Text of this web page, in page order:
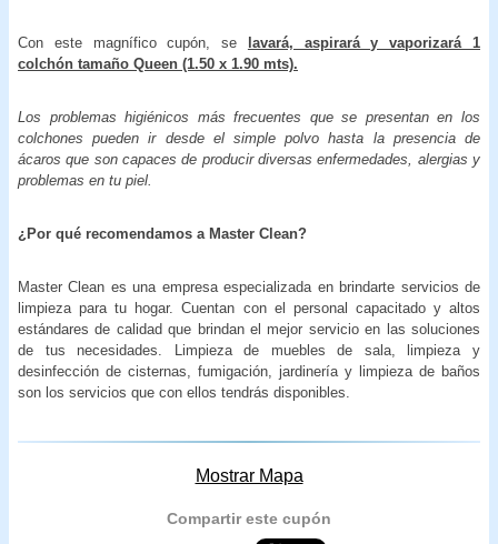
Con este magnífico cupón, se
lavará, aspirará y vaporizará 1
colchón tamaño Queen (1.50 x 1.90 mts).
Los problemas higiénicos más frecuentes que se presentan en los
colchones pueden ir desde el simple polvo hasta la presencia de
ácaros que son capaces de producir diversas enfermedades, alergias y
problemas en tu piel.
¿Por qué recomendamos a Master Clean?
Master Clean es una empresa especializada en brindarte servicios de
limpieza para tu hogar. Cuentan con el personal capacitado y altos
estándares de calidad que brindan el mejor servicio en las soluciones
de tus necesidades. Limpieza de muebles de sala, limpieza y
desinfección de cisternas, fumigación, jardinería y limpieza de baños
son los servicios que con ellos tendrás disponibles.
Mostrar Mapa
Compartir este cupón